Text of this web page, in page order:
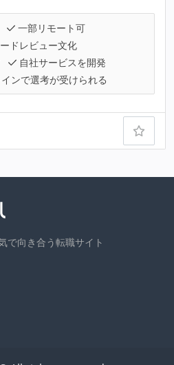
一部リモート可
ドレビュー文化
自社サービスを開発
ンで選考が受けられる
で向き合う転職サイト